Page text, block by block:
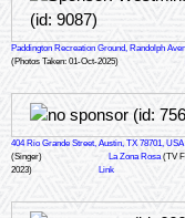
Paddington Recreation Ground, Randolph
(Photos Taken: 01-Oct-2025)
404 Rio Grande Street, Austin, TX 78701, USA
(Singer)
La Zona Rosa(TV
2023)
Link